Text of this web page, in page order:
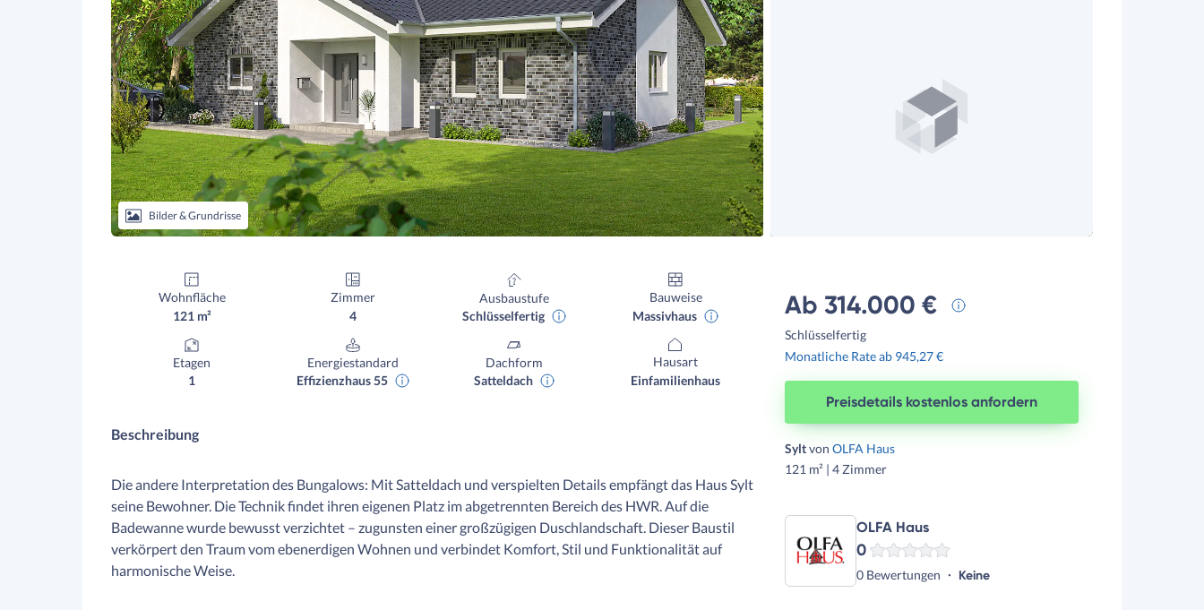
Bilder & Grundrisse
Wohnfläche
121 m²
Zimmer
4
Ausbaustufe
Schlüsselfertig
Bauweise
Massivhaus
Etagen
1
Energiestandard
Effizienzhaus 55
Dachform
Satteldach
Hausart
Einfamilienhaus
Beschreibung
Die andere Interpretation des Bungalows: Mit Satteldach und verspielten Details empfängt das Haus Sylt
seine Bewohner. Die Technik findet ihren eigenen Platz im abgetrennten Bereich des HWR. Auf die
Badewanne wurde bewusst verzichtet – zugunsten einer großzügigen Duschlandschaft. Dieser Baustil
verkörpert den Traum vom ebenerdigen Wohnen und verbindet Komfort, Stil und Funktionalität auf
harmonische Weise.
Ab 314.000 €
Schlüsselfertig
Monatliche Rate ab 945,27 €
Preisdetails kostenlos anfordern
Syltvon OLFA Haus
121 m² | 4 Zimmer
OLFA Haus
0
0 Bewertungen Keine